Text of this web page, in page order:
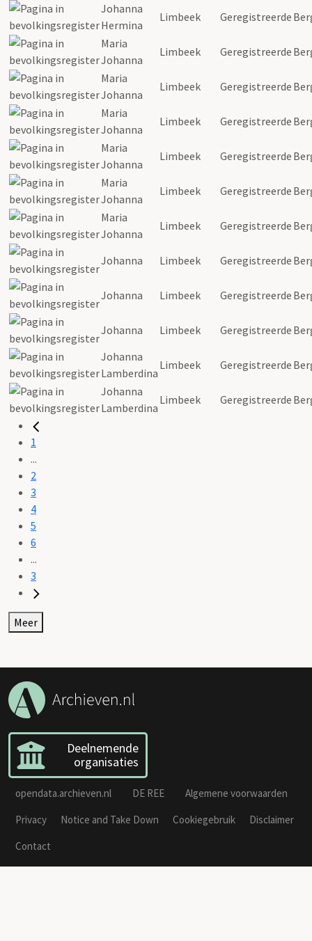
Johanna
Hermina
Limbeek Geregistreerde
Maria
Johanna
Limbeek Geregistreerde
Maria
Johanna
Limbeek Geregistreerde
Maria
Johanna
Limbeek Geregistreerde
Maria
Johanna
Limbeek Geregistreerde
Maria
Johanna
Limbeek Geregistreerde
Maria
Johanna
Limbeek Geregistreerde
Johanna Limbeek Geregistreerde
Johanna Limbeek Geregistreerde
Johanna Limbeek Geregistreerde
Johanna
Lamberdina
Limbeek Geregistreerde
Johanna
Lamberdina
Limbeek Geregistreerde
1
...
2
3
4
5
6
...
3
Meer
Deelnemende
organisaties
opendata.archieven.nl DE REE
Algemene voorwaarden
Privacy
Notice and Take Down Cookiegebruik
Disclaimer
Contact